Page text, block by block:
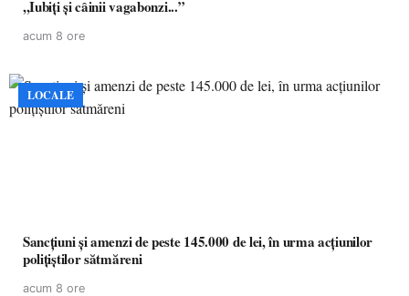
,,Iubiți și câinii vagabonzi...”
acum 8 ore
LOCALE
Sancțiuni și amenzi de peste 145.000 de lei, în urma acțiunilor
polițiștilor sătmăreni
acum 8 ore